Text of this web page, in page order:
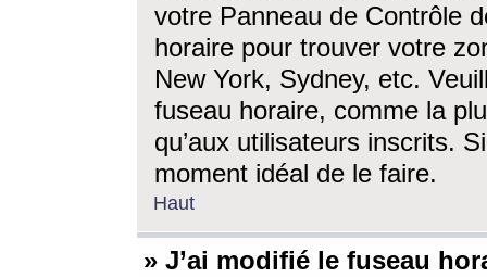
votre Panneau de Contrôle
horaire pour trouver votre
New York, Sydney, etc.
fuseau horaire, comme la
qu’aux utilisateurs inscrits.
moment idéal de le faire.
Haut
» J’ai modifié le fuseau